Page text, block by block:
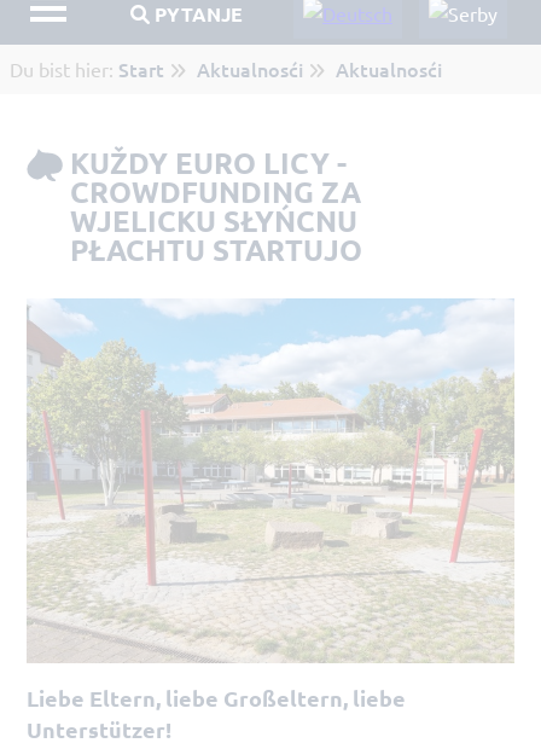
PYTANJE
Du bist hier: Start Aktualnosći Aktualnosći
KUŽDY EURO LICY -
CROWDFUNDING ZA
WJELICKU SŁYŃCNU
PŁACHTU STARTUJO
Liebe Eltern, liebe Großeltern, liebe
Unterstützer!